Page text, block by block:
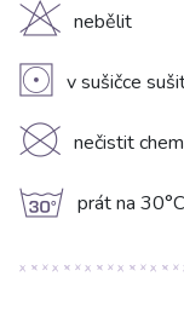
H nebělit
V v sušičce
K nečistit
g prát na 30°C